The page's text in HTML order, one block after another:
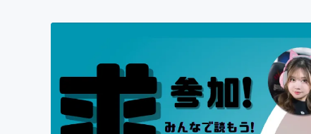
テクノロジー・ガジェット
映像・映画